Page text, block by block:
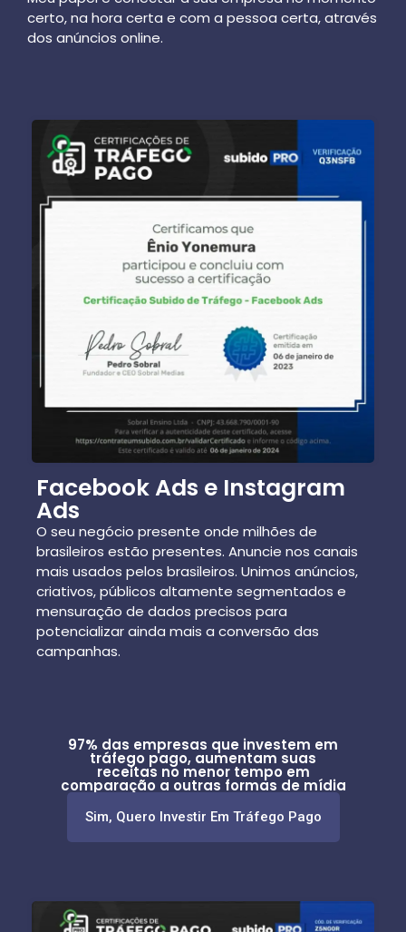
certo, na hora certa e com a pessoa certa, através
dos anúncios online.
Facebook Ads e Instagram
Ads
O seu negócio presente onde milhões de
brasileiros estão presentes. Anuncie nos canais
mais usados ​​pelos brasileiros. Unimos anúncios,
criativos, públicos altamente segmentados e
mensuração de dados precisos para
potencializar ainda mais a conversão das
campanhas.
97% das empresas que investem em
tráfego pago, aumentam suas
receitas no menor tempo em
comparação a outras formas de mídia
Sim, Quero Investir Em Tráfego Pago